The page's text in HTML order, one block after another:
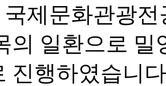
제문화관광
의 일환으로
진행하였습니